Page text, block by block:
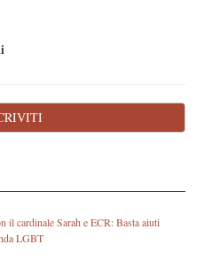
il cardinale Sarah e ECR: Basta aiuti
LGBT